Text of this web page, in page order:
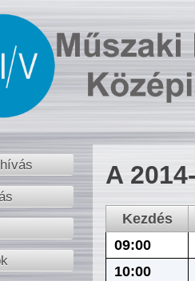
A
Kezdés
09:00
10:00